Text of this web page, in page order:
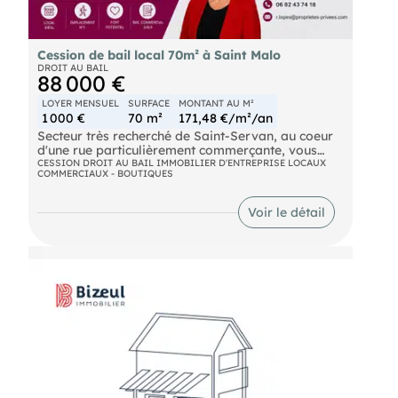
Cession de bail local 70m² à Saint Malo
DROIT AU BAIL
88 000 €
LOYER MENSUEL
1 000 €
SURFACE
70 m²
MONTANT AU M²
171,48 €/m²/an
Secteur très recherché de Saint-Servan, au coeur
d'une rue particulièrement commerçante, vous
propose à la vente la cession de droit au bail d'un
local commercial idéalement situé.
Ce local d'une surface d'environ 70 m² se compose
Il bénéficie d'une belle visibilité grâce à deux
vitrines (2 m de largeur x 2 m de hauteur chacune),
offrant un excellent potentiel pour toute activité
commerciale ou libérale.
Caractéristiques financières :
Bail commercial 3/6/9
CESSION DROIT AU BAIL IMMOBILIER D'ENTREPRISE LOCAUX
COMMERCIAUX - BOUTIQUES
Voir le détail